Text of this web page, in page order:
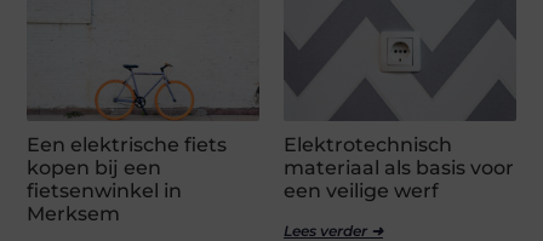
Een elektrische fiets
kopen bij een
fietsenwinkel in
Merksem
Elektrotechnisch
materiaal als basis voor
een veilige werf
Lees verder ➜